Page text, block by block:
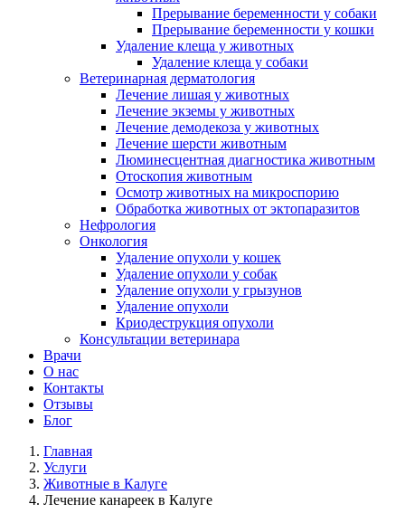
Прерывание беременности у собаки
Прерывание беременности у кошки
Удаление клеща у животных
Удаление клеща у собаки
Ветеринарная дерматология
Лечение лишая у животных
Лечение экземы у животных
Лечение демодекоза у животных
Лечение шерсти животным
Люминесцентная диагностика животным
Отоскопия животным
Осмотр животных на микроспорию
Обработка животных от эктопаразитов
Нефрология
Онкология
Удаление опухоли у кошек
Удаление опухоли у собак
Удаление опухоли у грызунов
Удаление опухоли
Криодеструкция опухоли
Консультации ветеринара
Врачи
О нас
Контакты
Отзывы
Блог
Главная
Услуги
Животные в Калуге
Лечение канареек в Калуге